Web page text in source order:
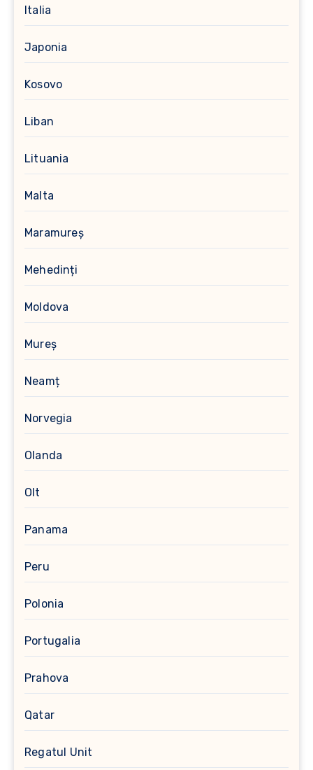
Italia
Japonia
Kosovo
Liban
Lituania
Malta
Maramureș
Mehedinți
Moldova
Mureș
Neamț
Norvegia
Olanda
Olt
Panama
Peru
Polonia
Portugalia
Prahova
Qatar
Regatul Unit